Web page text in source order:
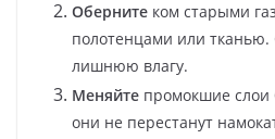
Оберните ком старыми
полотенцами или
лишнюю влагу.
Меняйте промокшие слои
они не перестанут